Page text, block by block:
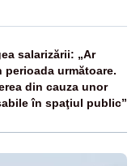
salarizării: „Ar
următoare.
din cauza unor
în spaţiul public”